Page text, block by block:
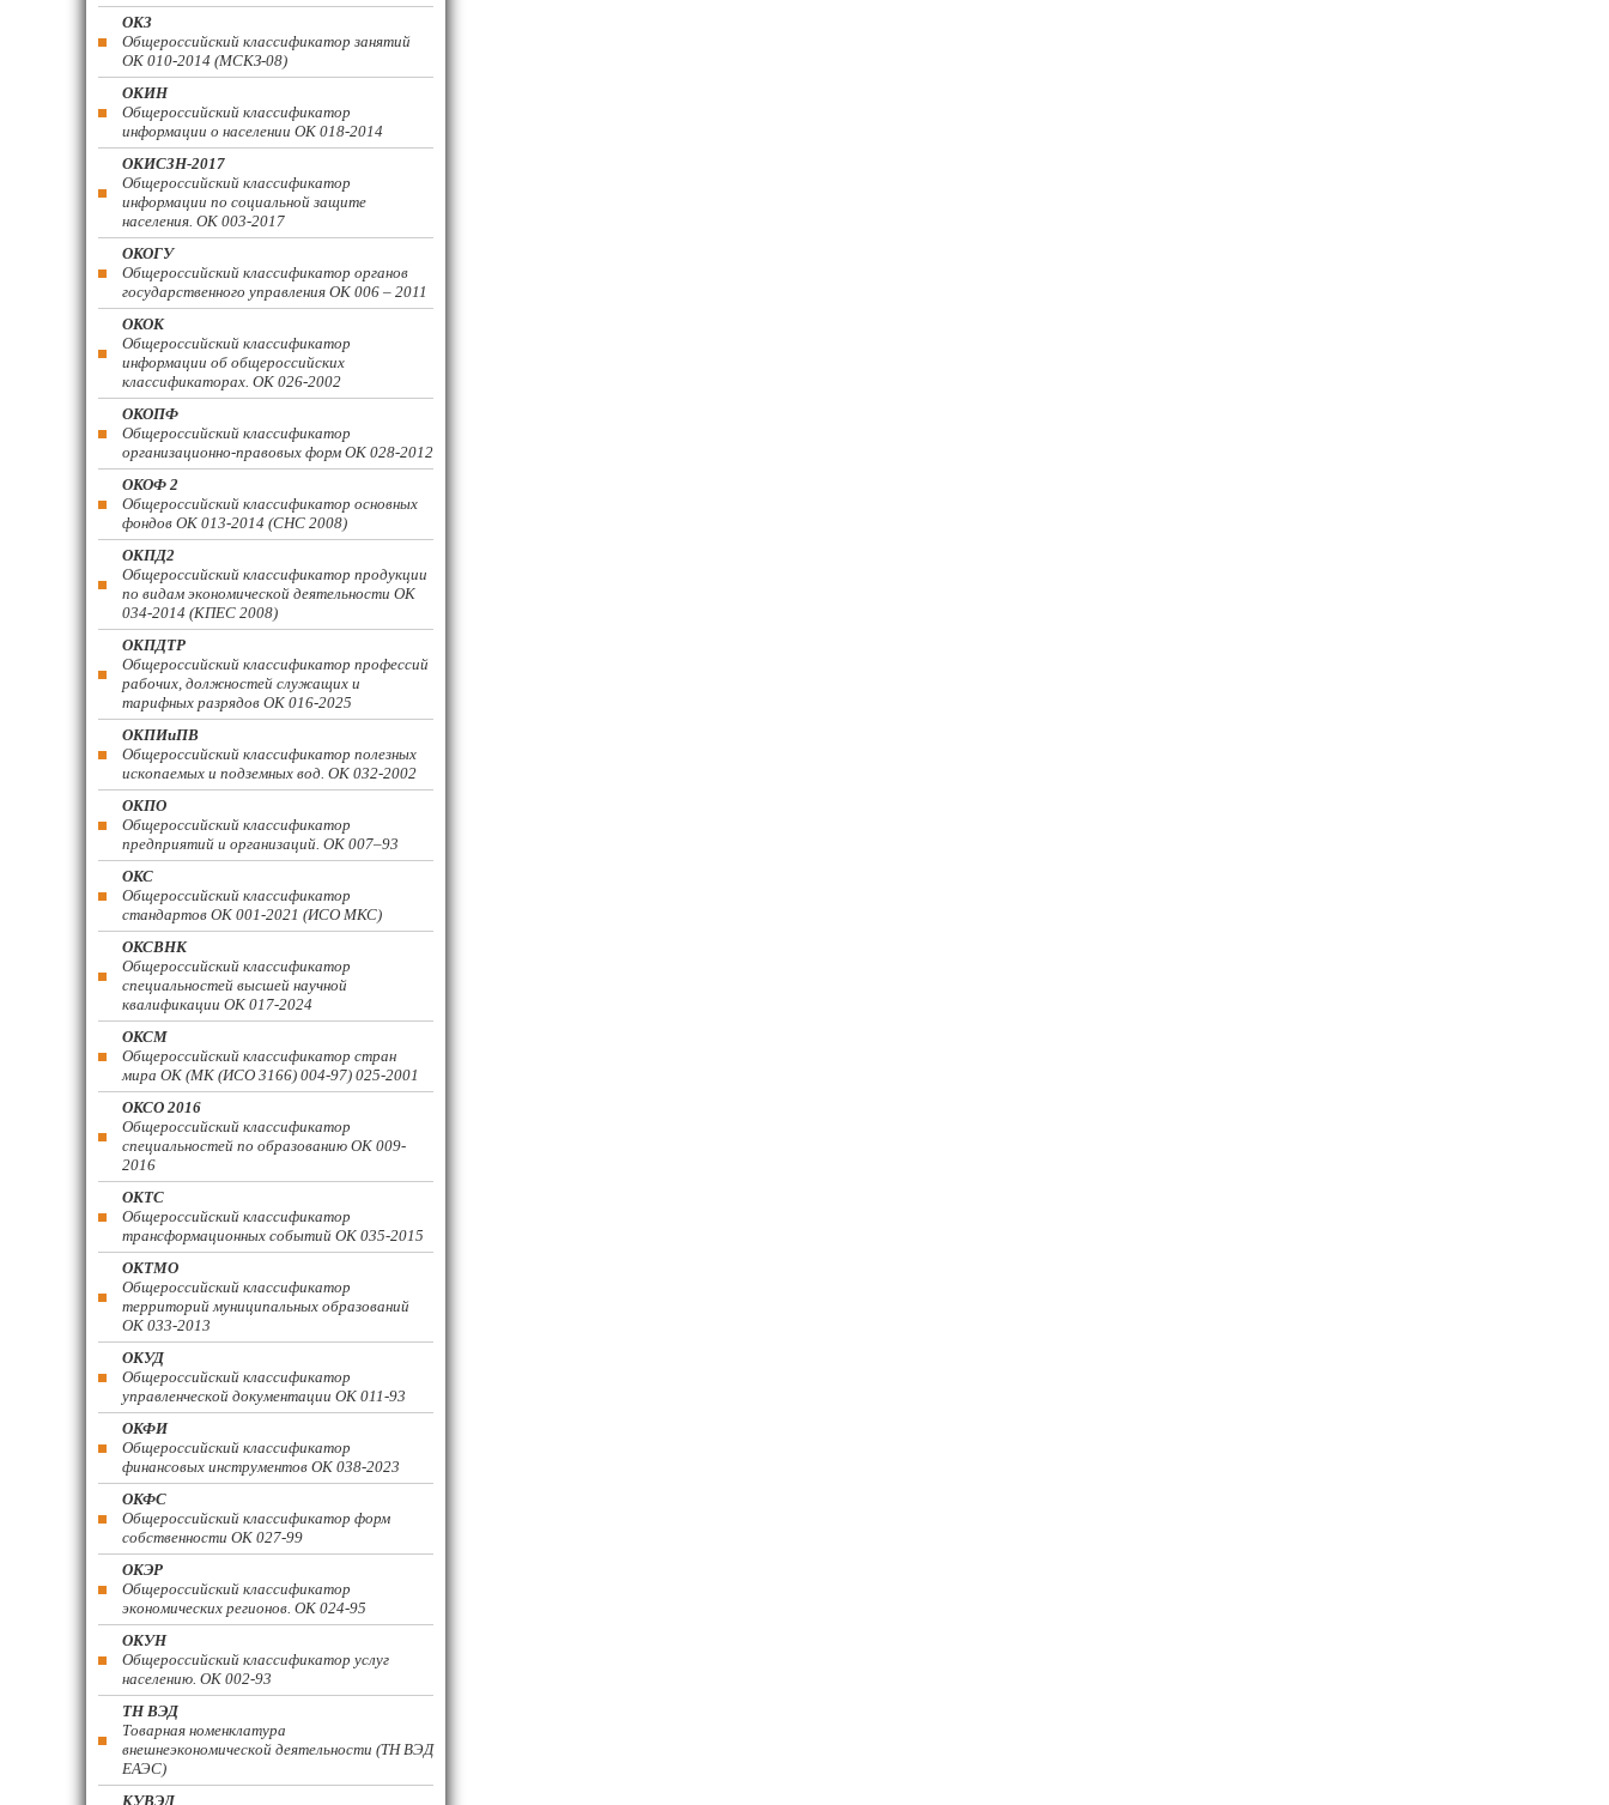
ОКЗ
Общероссийский классификатор занятий
ОК 010-2014 (МСКЗ-08)
ОКИН
Общероссийский классификатор
информации о населении ОК 018-2014
ОКИСЗН-2017
Общероссийский классификатор
информации по социальной защите
населения. ОК 003-2017
ОКОГУ
Общероссийский классификатор органов
государственного управления ОК 006 – 2011
ОКОК
Общероссийский классификатор
информации об общероссийских
классификаторах. ОК 026-2002
ОКОПФ
Общероссийский классификатор
организационно-правовых форм ОК 028-2012
ОКОФ 2
Общероссийский классификатор основных
фондов ОК 013-2014 (СНС 2008)
ОКПД2
Общероссийский классификатор продукции
по видам экономической деятельности ОК
034-2014 (КПЕС 2008)
ОКПДТР
Общероссийский классификатор профессий
рабочих, должностей служащих и
тарифных разрядов ОК 016-2025
ОКПИиПВ
Общероссийский классификатор полезных
ископаемых и подземных вод. ОК 032-2002
ОКПО
Общероссийский классификатор
предприятий и организаций. ОК 007–93
ОКС
Общероссийский классификатор
стандартов ОК 001-2021 (ИСО МКС)
ОКСВНК
Общероссийский классификатор
специальностей высшей научной
квалификации ОК 017-2024
ОКСМ
Общероссийский классификатор стран
мира ОК (МК (ИСО 3166) 004-97) 025-2001
ОКСО 2016
Общероссийский классификатор
специальностей по образованию ОК 009-
2016
ОКТС
Общероссийский классификатор
трансформационных событий ОК 035-2015
ОКТМО
Общероссийский классификатор
территорий муниципальных образований
ОК 033-2013
ОКУД
Общероссийский классификатор
управленческой документации ОК 011-93
ОКФИ
Общероссийский классификатор
финансовых инструментов OK 038-2023
ОКФС
Общероссийский классификатор форм
собственности ОК 027-99
ОКЭР
Общероссийский классификатор
экономических регионов. ОК 024-95
ОКУН
Общероссийский классификатор услуг
населению. ОК 002-93
ТН ВЭД
Товарная номенклатура
внешнеэкономической деятельности (ТН ВЭД
ЕАЭС)
КУВЭД